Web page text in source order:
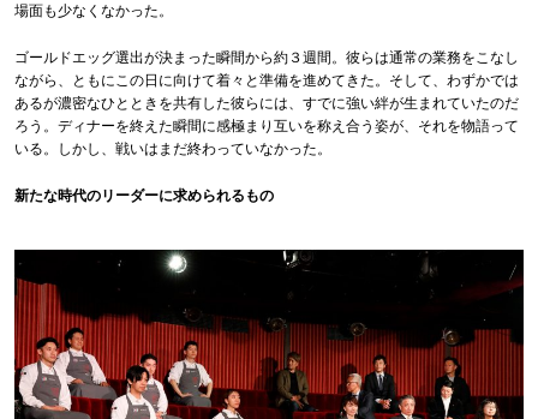
場面も少なくなかった。
ゴールドエッグ選出が決まった瞬間から約３週間。彼らは通常の業務をこなし
ながら、ともにこの日に向けて着々と準備を進めてきた。そして、わずかでは
あるが濃密なひとときを共有した彼らには、すでに強い絆が生まれていたのだ
ろう。ディナーを終えた瞬間に感極まり互いを称え合う姿が、それを物語って
いる。しかし、戦いはまだ終わっていなかった。
新たな時代のリーダーに求められるもの